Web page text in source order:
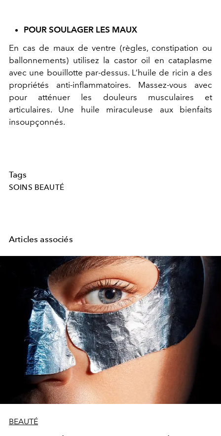
POUR SOULAGER LES MAUX
En cas de maux de ventre (règles, constipation ou
ballonnements) utilisez la castor oil en cataplasme
avec une bouillotte par-dessus. L’huile de ricin a des
propriétés anti-inflammatoires. Massez-vous avec
pour atténuer les douleurs musculaires et
articulaires. Une huile miraculeuse aux bienfaits
insoupçonnés.
Tags
SOINS BEAUTÉ
Articles associés
BEAUTÉ